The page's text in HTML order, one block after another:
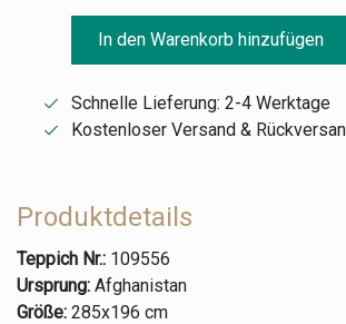
In den Warenkorb hinzufügen
Schnelle Lieferung: 2-4 Werktage
Kostenloser Versand &
Produktdetails
Teppich Nr.: 109556
Ursprung: Afghanistan
Größe: 285x196 cm